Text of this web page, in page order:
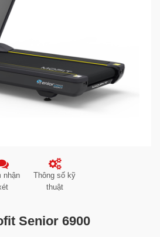
nhận
Thông số kỹ
thuật
Senior 6900